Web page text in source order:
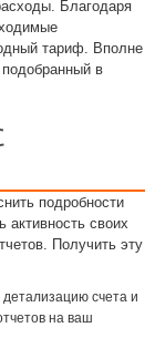
Благодаря
тариф. Вполне
в
подробности
активность своих
Получить эту
счета и
на ваш